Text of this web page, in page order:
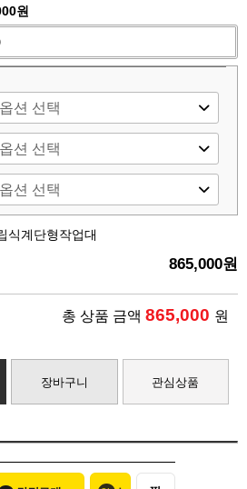
원
식계단형작업대
865,000원
총 상품 금액 865,000 원
장바구니 관심상품